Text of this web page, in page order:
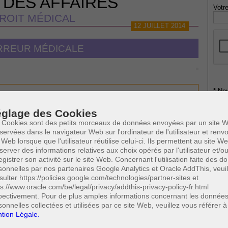
des Cookies
Cookies sont des petits morceaux de données envoyées par un site
dans le navigateur Web sur l'ordinateur de l'utilisateur et
lorsque que l'utilisateur réutilise celui-ci. Ils permettent au site
des informations relatives aux choix opérés par l'utilisateur et/
son activité sur le site Web. Concernant l'utilisation faite des
par nos partenaires Google Analytics et Oracle AddThis,
https://policies.google.com/technologies/partner-sites et
www.oracle.com/be/legal/privacy/addthis-privacy-policy-fr.html
Pour de plus amples informations concernant les données
collectées et utilisées par ce site Web, veuillez vous référer
Légale.
MÉDICAL
12 JUILLET 2014
MÉDICALE
sur le médecin
Cette page a été vue0fois
DE VOUS INTERESSER:
de faute
biomédicales
*